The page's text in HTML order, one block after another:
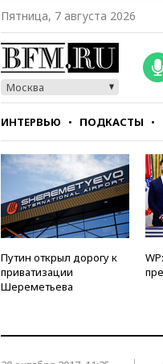
Пятница, 7 августа 2026
Москва
ИНТЕРВЬЮ ПОДКАСТЫ
СТИЛЬ ТЕСТЫ
Путин открыл дорогу к
приватизации
Шереметьева